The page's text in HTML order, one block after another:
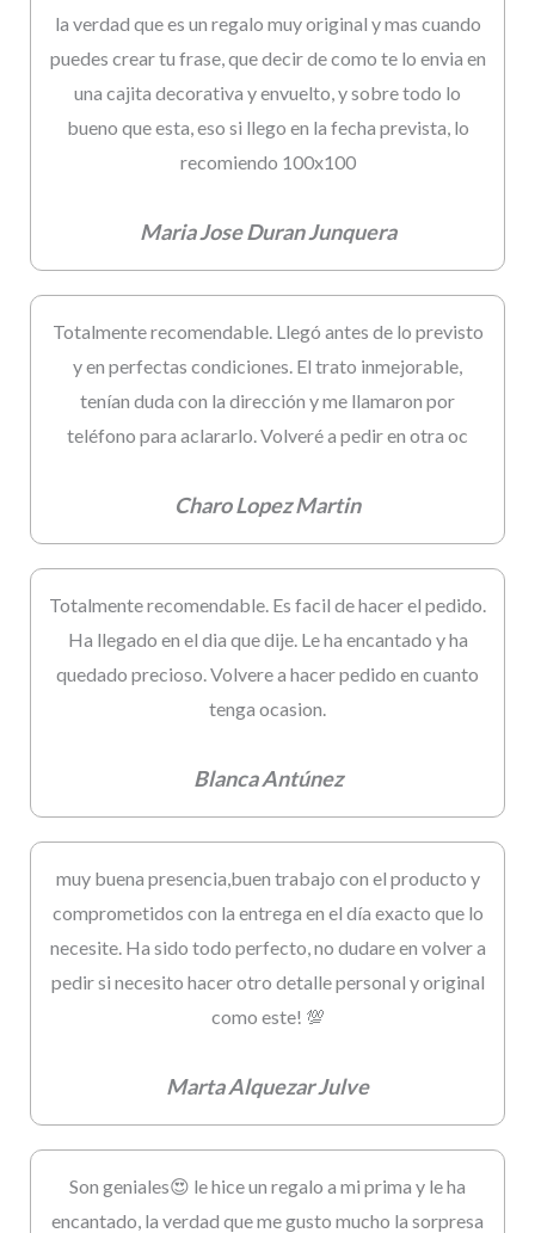
la verdad que es un regalo muy original y mas cuando
puedes crear tu frase, que decir de como te lo envia en
una cajita decorativa y envuelto, y sobre todo lo
bueno que esta, eso si llego en la fecha prevista, lo
recomiendo 100x100
Maria Jose Duran Junquera
Totalmente recomendable. Llegó antes de lo previsto
y en perfectas condiciones. El trato inmejorable,
tenían duda con la dirección y me llamaron por
teléfono para aclararlo. Volveré a pedir en otra oc
Charo Lopez Martin
Totalmente recomendable. Es facil de hacer el pedido.
Ha llegado en el dia que dije. Le ha encantado y ha
quedado precioso. Volvere a hacer pedido en cuanto
tenga ocasion.
Blanca Antúnez
muy buena presencia,buen trabajo con el producto y
comprometidos con la entrega en el día exacto que lo
necesite. Ha sido todo perfecto, no dudare en volver a
pedir si necesito hacer otro detalle personal y original
como este! 💯
Marta Alquezar Julve
Son geniales😍 le hice un regalo a mi prima y le ha
encantado, la verdad que me gusto mucho la sorpresa